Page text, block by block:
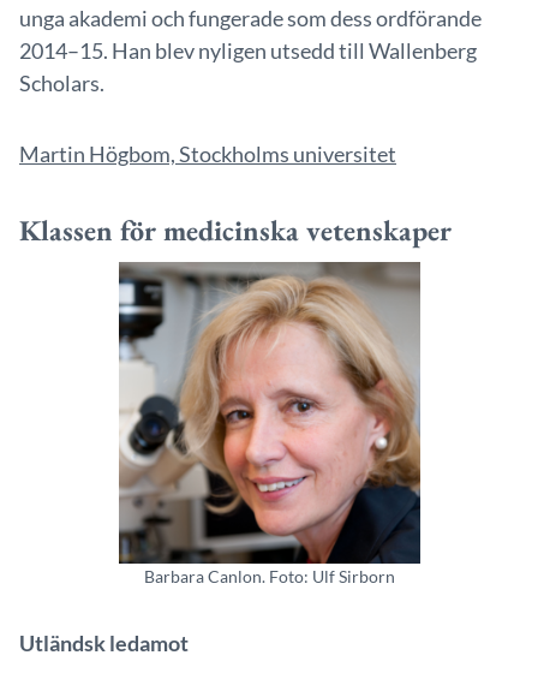
unga akademi och fungerade som dess ordförande
2014–15. Han blev nyligen utsedd till Wallenberg
Scholars.
Martin Högbom, Stockholms universitet
Klassen för medicinska vetenskaper
Barbara Canlon. Foto: Ulf Sirborn
Utländsk ledamot